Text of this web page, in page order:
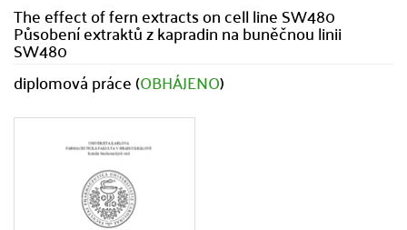
The effect of fern extracts on cell line SW480
Působení extraktů z kapradin na buněčnou linii
SW480
diplomová práce (OBHÁJENO)